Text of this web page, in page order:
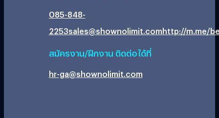
085-848-
2253sales@shownolimit.comhttp://m.me/
สมัครงาน/ฝึกงาน ติดต่อได้ที่
hr-ga@shownolimit.com